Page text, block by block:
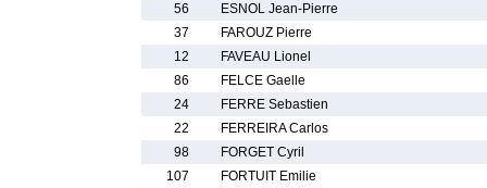
56
ESNOL Jean-Pierre
37
FAROUZ Pierre
12
FAVEAU Lionel
86
FELCE Gaelle
24
FERRE Sebastien
22
FERREIRA Carlos
98
FORGET Cyril
107
FORTUIT Emilie